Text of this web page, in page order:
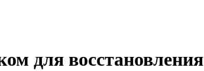
для восстановления